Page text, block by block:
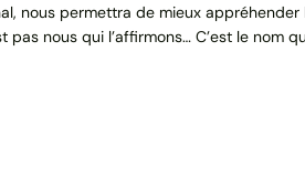
permettra de mieux
nous qui l’affirmons… C’est le nom